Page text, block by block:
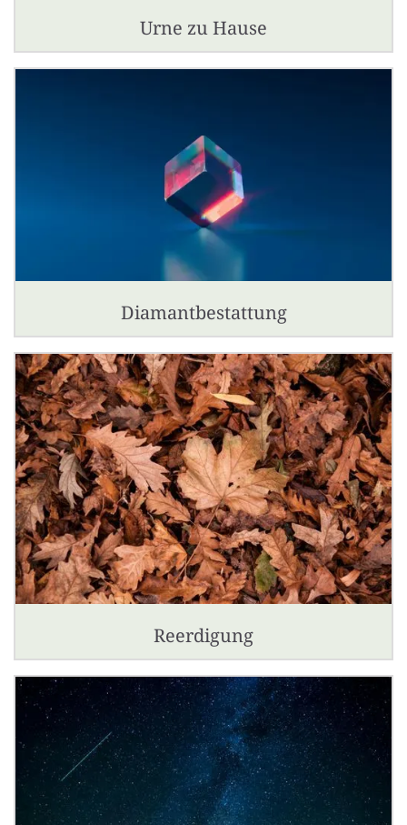
Urne zu Hause
Diamantbestattung
Reerdigung